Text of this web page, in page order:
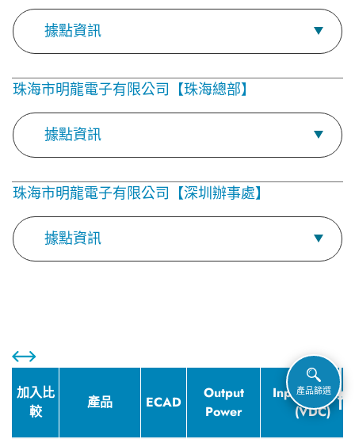
據點資訊
珠海市明龍電子有限公司【珠海總部】
據點資訊
珠海市明龍電子有限公司【深圳辦事處】
據點資訊
加入比
較
產品 ECAD
Output
Power
Input Voltage
(VDC)
產品篩選